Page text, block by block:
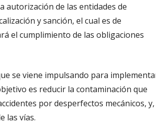
de las entidades de
y sanción, el cual es de
el cumplimiento de las obligaciones
se viene impulsando para
es reducir la contaminación que
por desperfectos mecánicos, y,
las vías.